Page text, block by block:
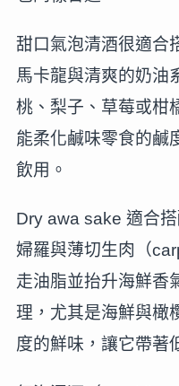
甜口氣泡清酒很適合
馬卡龍與清爽的奶油
桃、梨子、草莓或柑
能柔化鹹味零食的鹹
飲用。
Dry awa sake 適合
婦羅與薄切生肉（
走油脂並抬升海鮮香
理，尤其是海鮮與橄
度的鮮味，讓它帶著